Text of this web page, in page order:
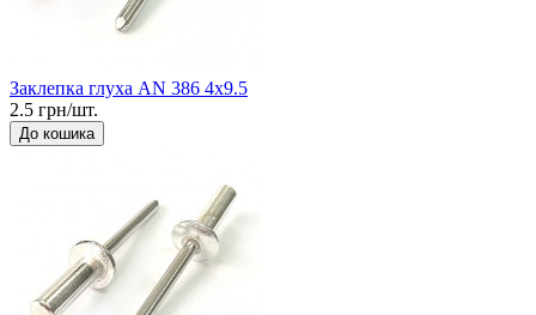
Заклепка глуха AN 386 4x9.5
2.5 грн/шт.
До кошика